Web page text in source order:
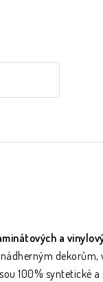
a
100% syntetické